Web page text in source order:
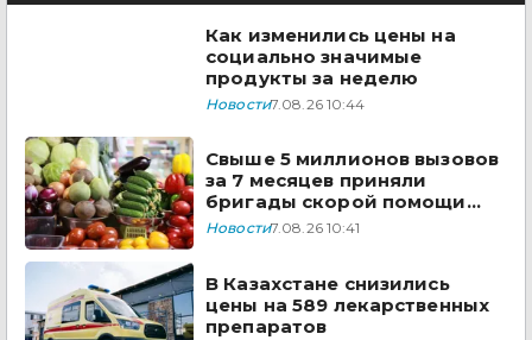
Как изменились цены на
социально значимые
продукты за неделю
Новости7.08.26 10:44
Свыше 5 миллионов вызовов
за 7 месяцев приняли
бригады скорой помощи
Казахстана
Новости7.08.26 10:41
В Казахстане снизились
цены на 589 лекарственных
препаратов